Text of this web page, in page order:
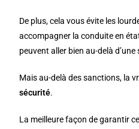
De plus, cela vous évite les
accompagner la conduite en
peuvent aller bien au-delà d’une
Mais au-delà des sanctions, la
sécurité.
La meilleure façon de garantir